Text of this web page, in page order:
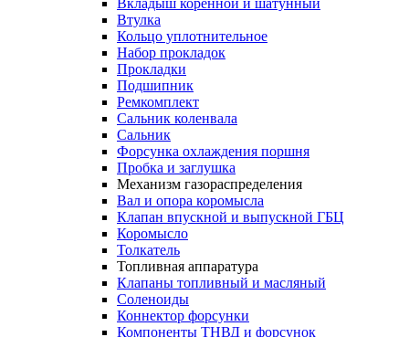
Вкладыш коренной и шатунный
Втулка
Кольцо уплотнительное
Набор прокладок
Прокладки
Подшипник
Ремкомплект
Сальник коленвала
Сальник
Форсунка охлаждения поршня
Пробка и заглушка
Механизм газораспределения
Вал и опора коромысла
Клапан впускной и выпускной ГБЦ
Коромысло
Толкатель
Топливная аппаратура
Клапаны топливный и масляный
Соленоиды
Коннектор форсунки
Компоненты ТНВД и форсунок